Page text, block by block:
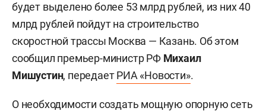
будет выделено более 53 млрд рублей, из них 40
млрд рублей пойдут на строительство
скоростной трассы Москва — Казань. Об этом
сообщил премьер-министр РФ Михаил
Мишустин, передаетРИА «Новости».
О необходимости создать мощную опорную сеть